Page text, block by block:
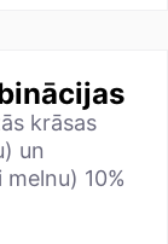
krāsas
un
10%